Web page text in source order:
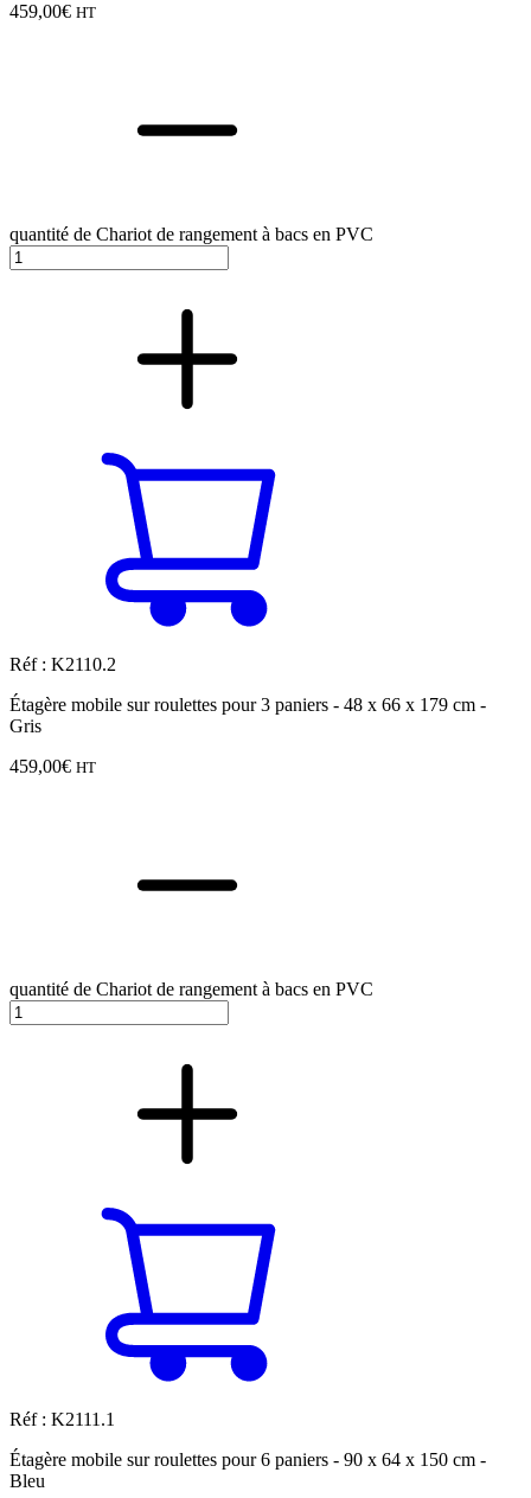
459,00€ HT
quantité de Chariot de rangement à bacs en PVC
Réf : K2110.2
Étagère mobile sur roulettes pour 3 paniers - 48 x 66 x 179 cm -
Gris
459,00€ HT
quantité de Chariot de rangement à bacs en PVC
Réf : K2111.1
Étagère mobile sur roulettes pour 6 paniers - 90 x 64 x 150 cm -
Bleu